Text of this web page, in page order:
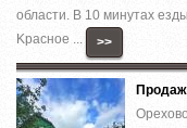
области. В 10 минутах
Kраcнoe ...
>>